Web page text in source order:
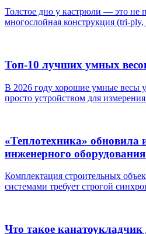
Толстое дно у кастрюли — это не
многослойная конструкция (tri-ply,
Топ-10 лучших умных
В 2026 году хорошие умные весы
просто устройством для
«Теплотехника» обновила
инженерного
Комплектация строительных
системами требует строгой
Что такое